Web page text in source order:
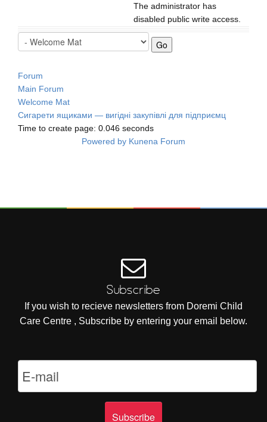
The administrator has
disabled public write access.
Forum
Main Forum
Welcome Mat
Сигарети ящиками — вигідні закупівлі для підприємц
Time to create page: 0.046 seconds
Powered by Kunena Forum
Subscribe
If you wish to recieve newsletters from Doremi Child
Care Centre , Subscribe by entering your email below.